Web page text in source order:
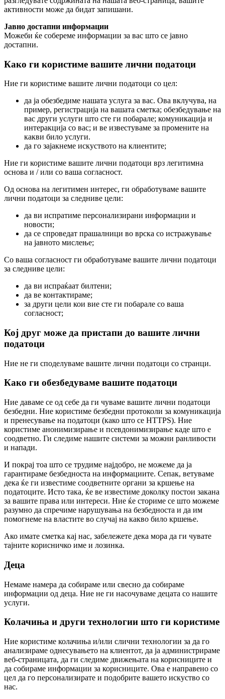
активности може да бидат запишани.
Јавно достапни информации
Можеби ќе собереме информации за вас што се јавно
достапни.
Како ги користиме вашите лични податоци
Ние ги користиме вашите лични податоци со цел:
да ја обезбедиме нашата услуга за вас. Ова вклучува, на
пример, регистрација на вашата сметка; обезбедување на
вас други услуги што сте ги побарале; комуникација и
интеракција со вас; и ве известуваме за промените на
какви било услуги.
да го зајакнеме искуството на клиентите;
Ние ги користиме вашите лични податоци врз легитимна
основа и / или со ваша согласност.
Од основа на легитимен интерес, ги обработуваме вашите
лични податоци за следниве цели:
да ви испратиме персонализирани информации и
новости;
да се спроведат прашалници во врска со истражување
на јавното мислење;
Со ваша согласност ги обработуваме вашите лични податоци
за следниве цели:
да ви испраќаат билтени;
да ве контактираме;
за други цели кои вие сте ги побарале со ваша
согласност;
Кој друг може да пристапи до вашите лични
податоци
Ние не ги споделуваме вашите лични податоци со странци.
Како ги обезбедуваме вашите податоци
Ние даваме се од себе да ги чуваме вашите лични податоци
безбедни. Ние користиме безбедни протоколи за комуникација
и пренесување на податоци (како што се HTTPS). Ние
користиме анонимизирање и псевдонимизирање каде што е
соодветно. Ги следиме нашите системи за можни ранливости
и напади.
И покрај тоа што се трудиме најдобро, не можеме да ја
гарантираме безбедноста на информациите. Сепак, ветуваме
дека ќе ги известиме соодветните органи за кршење на
податоците. Исто така, ќе ве известиме доколку постои закана
за вашите права или интереси. Ние ќе сториме се што можеме
разумно да спречиме нарушувања на безбедноста и да им
помогнеме на властите во случај на какво било кршење.
Ако имате сметка кај нас, забележете дека мора да ги чувате
тајните корисничко име и лозинка.
Деца
Немаме намера да собираме или свесно да собираме
информации од деца. Ние не ги насочуваме децата со нашите
услуги.
Колачиња и други технологии што ги користиме
Ние користиме колачиња и/или слични технологии за да го
анализираме однесувањето на клиентот, да ја администрираме
веб-страницата, да ги следиме движењата на корисниците и
да собираме информации за корисниците. Ова е направено со
цел да го персонализирате и подобрите вашето искуство со
нас.